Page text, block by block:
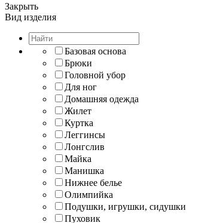
Закрыть
Вид изделия
Базовая основа
Брюки
Головной убор
Для ног
Домашняя одежда
Жилет
Куртка
Леггинсы
Лонгслив
Майка
Манишка
Нижнее белье
Олимпийка
Подушки, игрушки, сидушки
Пуховик